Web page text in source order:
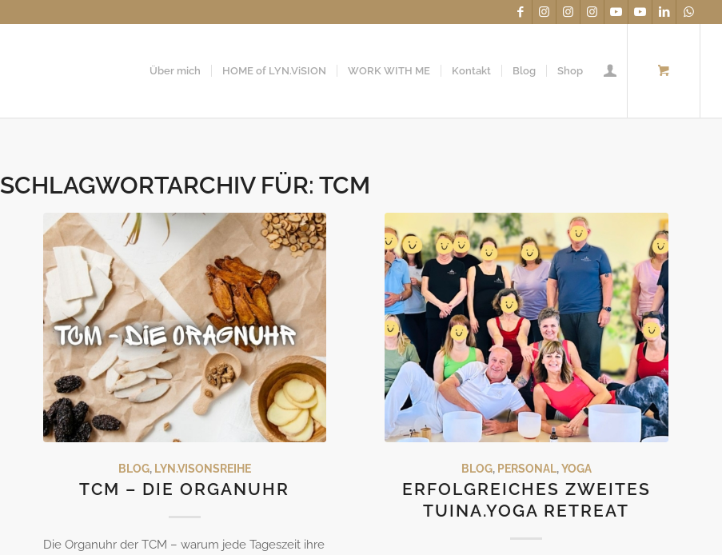
Über mich HOME of LYN.ViSION WORK WITH ME Kontakt Blog Shop
SCHLAGWORTARCHIV FÜR: TCM
BLOG, LYN.VISONSREIHE
TCM – DIE ORGANUHR
Die Organuhr der TCM – warum jede Tageszeit ihre
BLOG, PERSONAL,YOGA
ERFOLGREICHES ZWEITES
TUINA.YOGA RETREAT